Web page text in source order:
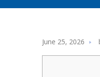
June 25, 2026